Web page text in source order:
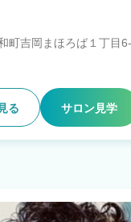
町吉岡まほろば１丁目
る サロン見学